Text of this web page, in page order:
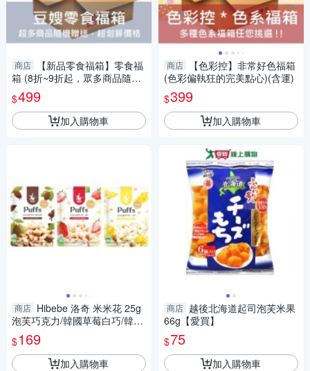
商店
【新品零食福箱】零食福
箱 (8折~9折起，眾多商品隨機
贈送) (含運)
$499
加入購物車
商店 Hibebe 洛奇 米米花 25g
泡芙巧克力/韓國草莓白巧/韓國
起司白巧 12m+【南風百貨】
$169
加入購物車
商店
【色彩控】非常好色福箱
(色彩偏執狂的完美點心)(含運)
$399
加入購物車
商店 越後北海道起司泡芙米果
66g【愛買】
$75
加入購物車